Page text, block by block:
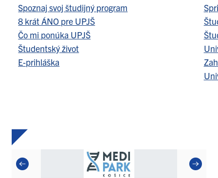
Spoznaj svoj študijný program
8 krát ÁNO pre UPJŠ
Čo mi ponúka UPJŠ
Študentský život
E-prihláška